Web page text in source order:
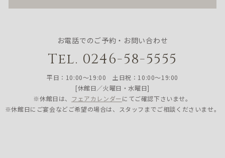
お電話でのご予約・お問い合わせ
Tel. 0246-58-5555
平日：10:00〜19:00 土日祝：10:00〜19:00
[休館日／火曜日・水曜日]
※休館日は、 フェアカレンダーにてご確認下さいませ。
※休館日にご宴会などご希望の場合は、スタッフまでご相談くださいませ。